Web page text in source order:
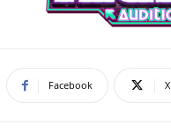
Facebook X